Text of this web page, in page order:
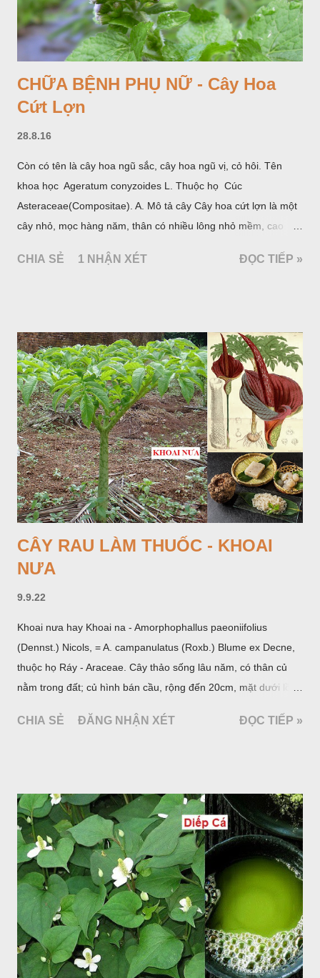
CHỮA BỆNH PHỤ NỮ - Cây Hoa
Cứt Lợn
28.8.16
Còn có tên là cây hoa ngũ sắc, cây hoa ngũ vị, cỏ hôi. Tên
khoa học Ageratum conyzoides L. Thuộc họ Cúc
Asteraceae(Compositae). A. Mô tả cây Cây hoa cứt lợn là một
cây nhỏ, mọc hàng năm, thân có nhiều lông nhỏ mềm, cao
đối hình trứng hay 3 cạnh, dài 2-6cm, rộng 1-3cm, mép có
CHIA SẺ 1 NHẬN XÉT ĐỌC TIẾP »
CÂY RAU LÀM THUỐC - KHOAI
NƯA
9.9.22
Khoai nưa hay Khoai na - Amorphophallus paeoniifolius
(Dennst.) Nicols, = A. campanulatus (Roxb.) Blume ex Decne,
thuộc họ Ráy - Araceae. Cây thảo sống lâu năm, có thân củ
nằm trong đất; củ hình bán cầu, rộng đến 20cm, mặt dưới lồi
quanh có 3-5 mấu lồi; vỏ củ màu nâu, thịt trắng vàng và cứng.
một mo to màu đỏ xanh có đốm trắng, mặt trong màu đỏ thẫm,
bao lấy một bong mo là một trục mang phần hoa cái ở dưới,
phần hoa đực ở trên. Khoai nưa phân bố ở Ấn độ, Myanma,
Trung quốc, Việt nam, Campuchia, Malaixia, Inđônêxia,
Philippin. Ở nước ta, khoai nưa mọc hoang rải rác ở khắp các
vùng rừng núi, được bà con nhiều địa phương đem về trồng từ
lâu đời ở trong vườn, quanh bờ ao, dọc hàng rào và trên các
đồi để làm thức ăn cho người và gia súc, gặp nhiều ở các tỉnh
Lạng s...
CHIA SẺ ĐĂNG NHẬN XÉT ĐỌC TIẾP »